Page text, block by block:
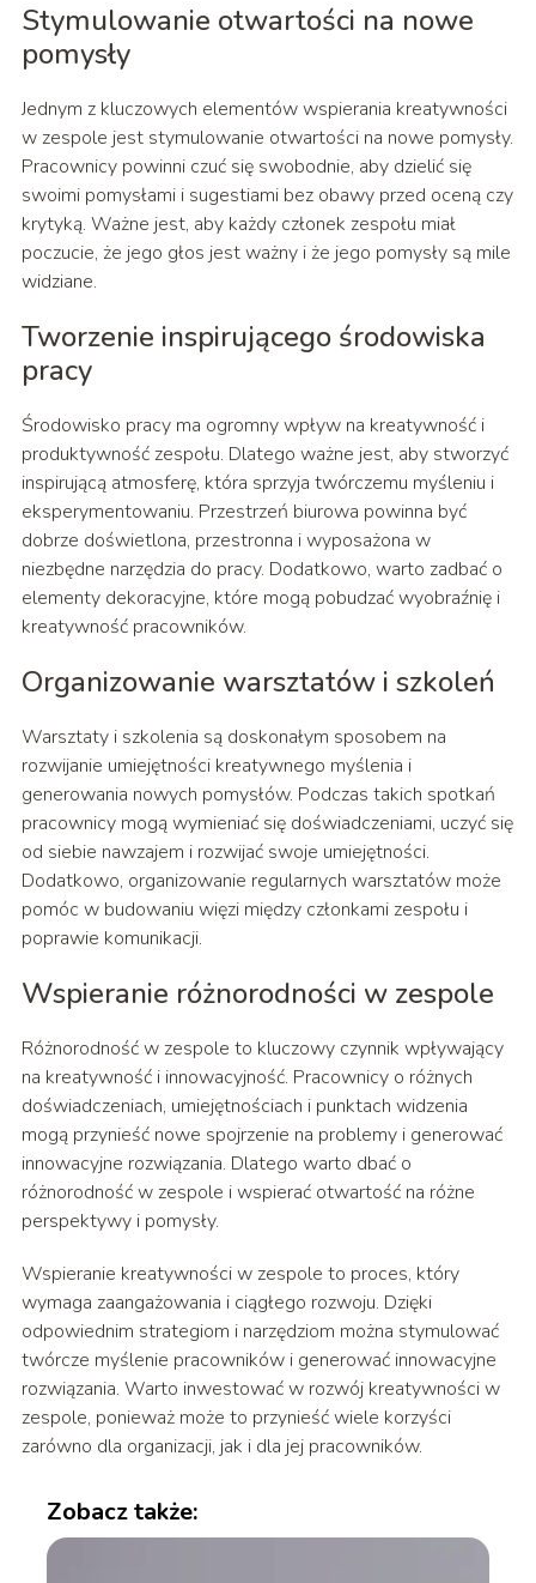
Stymulowanie otwartości na nowe
pomysły
Jednym z kluczowych elementów wspierania kreatywności
w zespole jest stymulowanie otwartości na nowe pomysły.
Pracownicy powinni czuć się swobodnie, aby dzielić się
swoimi pomysłami i sugestiami bez obawy przed oceną czy
krytyką. Ważne jest, aby każdy członek zespołu miał
poczucie, że jego głos jest ważny i że jego pomysły są mile
widziane.
Tworzenie inspirującego środowiska
pracy
Środowisko pracy ma ogromny wpływ na kreatywność i
produktywność zespołu. Dlatego ważne jest, aby stworzyć
inspirującą atmosferę, która sprzyja twórczemu myśleniu i
eksperymentowaniu. Przestrzeń biurowa powinna być
dobrze doświetlona, przestronna i wyposażona w
niezbędne narzędzia do pracy. Dodatkowo, warto zadbać o
elementy dekoracyjne, które mogą pobudzać wyobraźnię i
kreatywność pracowników.
Organizowanie warsztatów i szkoleń
Warsztaty i szkolenia są doskonałym sposobem na
rozwijanie umiejętności kreatywnego myślenia i
generowania nowych pomysłów. Podczas takich spotkań
pracownicy mogą wymieniać się doświadczeniami, uczyć się
od siebie nawzajem i rozwijać swoje umiejętności.
Dodatkowo, organizowanie regularnych warsztatów może
pomóc w budowaniu więzi między członkami zespołu i
poprawie komunikacji.
Wspieranie różnorodności w zespole
Różnorodność w zespole to kluczowy czynnik wpływający
na kreatywność i innowacyjność. Pracownicy o różnych
doświadczeniach, umiejętnościach i punktach widzenia
mogą przynieść nowe spojrzenie na problemy i generować
innowacyjne rozwiązania. Dlatego warto dbać o
różnorodność w zespole i wspierać otwartość na różne
perspektywy i pomysły.
Wspieranie kreatywności w zespole to proces, który
wymaga zaangażowania i ciągłego rozwoju. Dzięki
odpowiednim strategiom i narzędziom można stymulować
twórcze myślenie pracowników i generować innowacyjne
rozwiązania. Warto inwestować w rozwój kreatywności w
zespole, ponieważ może to przynieść wiele korzyści
zarówno dla organizacji, jak i dla jej pracowników.
Zobacz także: